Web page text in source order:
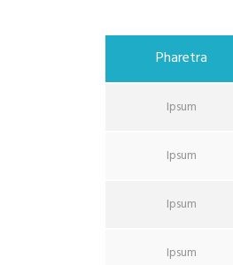
Pharetra
Ipsum
Ipsum
Ipsum
Ipsum